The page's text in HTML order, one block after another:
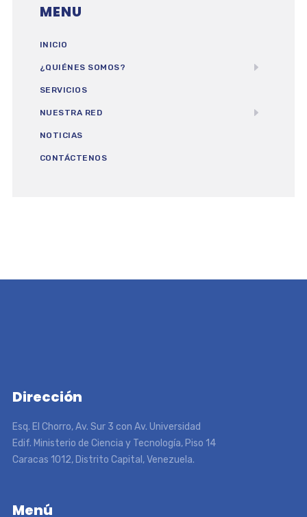
MENU
INICIO
¿QUIÉNES SOMOS?
SERVICIOS
NUESTRA RED
NOTICIAS
CONTÁCTENOS
Dirección
Esq. El Chorro, Av. Sur 3 con Av. Universidad
Edif. Ministerio de Ciencia y Tecnología, Piso 14
Caracas 1012, Distrito Capital, Venezuela.
Menú